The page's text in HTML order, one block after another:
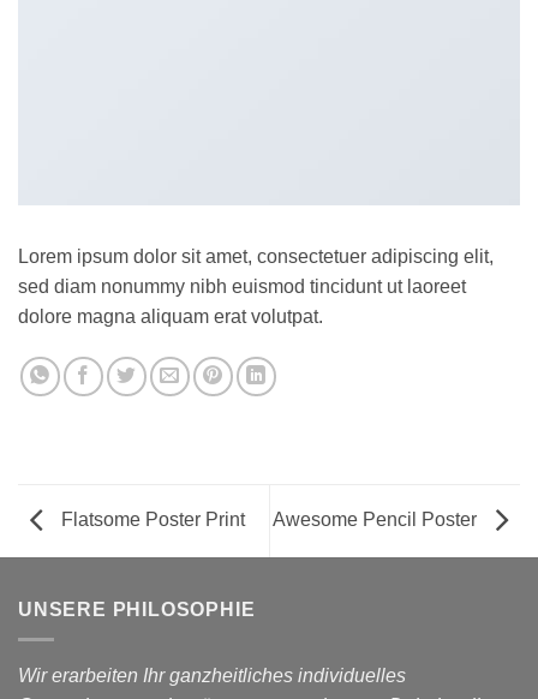
Lorem ipsum dolor sit amet, consectetuer adipiscing elit,
sed diam nonummy nibh euismod tincidunt ut laoreet
dolore magna aliquam erat volutpat.
Flatsome Poster Print Awesome Pencil Poster
UNSERE PHILOSOPHIE
Wir erarbeiten Ihr ganzheitliches individuelles